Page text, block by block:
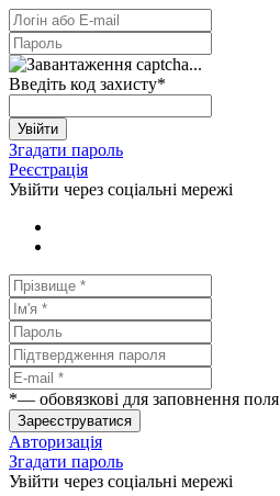
Введіть код захисту*
Увійти
Згадати пароль
Реєстрація
Увійти через соціальні мережі
*— обовязкові для заповнення поля
Зареєструватися
Авторизація
Згадати пароль
Увійти через соціальні мережі